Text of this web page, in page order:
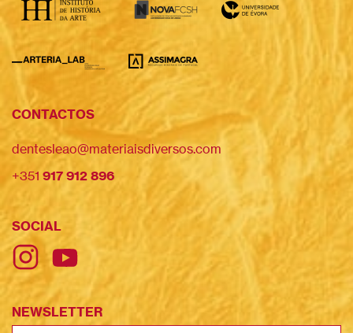
CONTACTOS
dentesleao@materiaisdiversos.com
+351 917 912 896
SOCIAL
NEWSLETTER